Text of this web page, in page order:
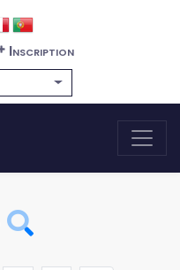
Inscription